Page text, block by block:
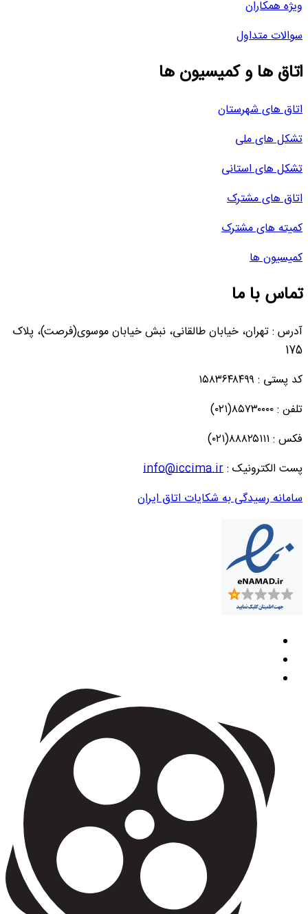
ویژه همکاران
سوالات متداول
اتاق ها و کمیسیون ها
اتاق های شهرستان
تشکل های ملی
تشکل های استانی
اتاق های مشترک
کمیته های مشترک
کمیسیون ها
تماس با ما
آدرس : تهران، خیابان طالقانی، نبش خیابان موسوی(فرصت)، پلاک
175
کد پستی : ۱۵۸۳۶۴۸۴۹۹
تلفن : ۸۵۷۳۰۰۰۰(۰۲۱)
فکس : ۸۸۸۲۵۱۱۱(۰۲۱)
پست الکترونیک :info@iccima.ir
سامانه رسیدگی به شکایات اتاق ایران